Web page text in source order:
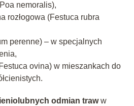
nemoralis),
rozłogowa (Festuca rubra
perenne) – w specjalnych
ovina) w mieszankach do
odmian traww